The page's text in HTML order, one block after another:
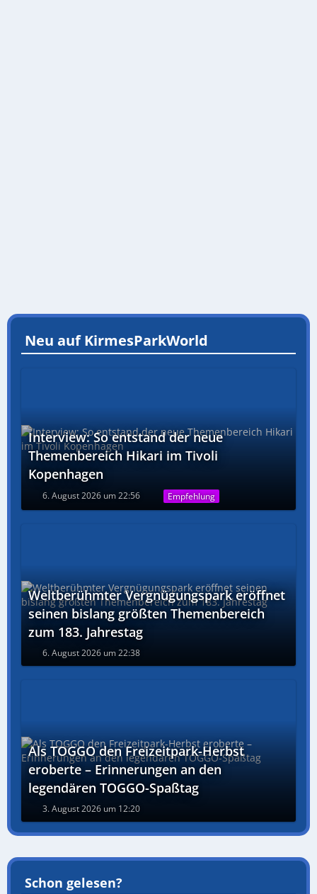
Neu auf KirmesParkWorld
Interview: So entstand der neue
Themenbereich Hikari im Tivoli
Kopenhagen
6. August 2026 um 22:56 Empfehlung
Weltberühmter Vergnügungspark eröffnet
seinen bislang größten Themenbereich
zum 183. Jahrestag
6. August 2026 um 22:38
Als TOGGO den Freizeitpark-Herbst
eroberte – Erinnerungen an den
legendären TOGGO-Spaßtag
3. August 2026 um 12:20
Schon gelesen?